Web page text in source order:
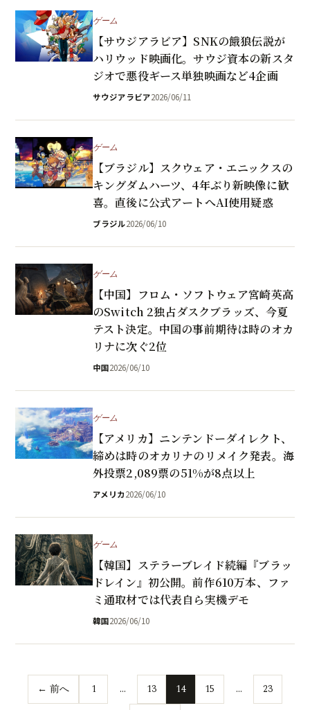
ゲーム
【サウジアラビア】SNKの餓狼伝説が
ハリウッド映画化。サウジ資本の新スタ
ジオで悪役ギース単独映画など4企画
サウジアラビア2026/06/11
ゲーム
【ブラジル】スクウェア・エニックスの
キングダムハーツ、4年ぶり新映像に歓
喜。直後に公式アートへAI使用疑惑
ブラジル2026/06/10
ゲーム
【中国】フロム・ソフトウェア宮崎英高
のSwitch 2独占ダスクブラッズ、今夏
テスト決定。中国の事前期待は時のオカ
リナに次ぐ2位
中国2026/06/10
ゲーム
【アメリカ】ニンテンドーダイレクト、
締めは時のオカリナのリメイク発表。海
外投票2,089票の51%が8点以上
アメリカ2026/06/10
ゲーム
【韓国】ステラーブレイド続編『ブラッ
ドレイン』初公開。前作610万本、ファ
ミ通取材では代表自ら実機デモ
韓国2026/06/10
← 前へ 1 … 13 14 15 …
23